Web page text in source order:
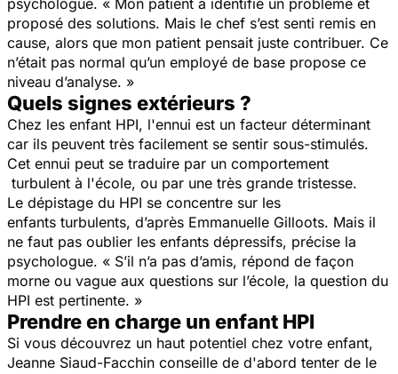
proposé des solutions. Mais le chef s’est senti remis en
cause, alors que mon patient pensait juste contribuer. Ce
n’était pas normal qu’un employé de base propose ce
niveau d’analyse. »
Quels signes extérieurs ?
Chez les enfant HPI, l'ennui est un facteur déterminant
car ils peuvent très facilement se sentir sous-stimulés.
Cet ennui peut se traduire par un comportement
turbulent à l'école, ou par une très grande tristesse.
Le dépistage du HPI se concentre sur les
enfants turbulents, d’après Emmanuelle Gilloots. Mais il
ne faut pas oublier les enfants dépressifs, précise la
psychologue. « S’il n’a pas d’amis, répond de façon
morne ou vague aux questions sur l’école, la question du
HPI est pertinente. »
Prendre en charge un enfant HPI
Si vous découvrez un haut potentiel chez votre enfant,
Jeanne Siaud-Facchin conseille de d'abord tenter de le